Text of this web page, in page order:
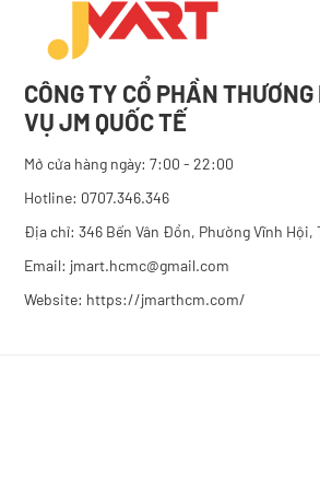
CÔNG TY CỔ PHẦN
VỤ JM QUỐC TẾ
Mở cửa hàng ngày: 7:00 - 22:00
Hotline: 0707.346.346
Địa chỉ: 346 Bến Vân Đồn, Phường Vĩnh Hội,
Email: jmart.hcmc@gmail.com
Website: https://jmarthcm.com/